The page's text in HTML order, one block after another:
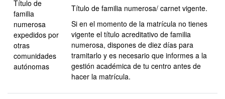
Título de
familia
numerosa
expedidos por
otras
comunidades
autónomas
Título de familia numerosa/ carnet vigente.
Si en el momento de la matrícula no tienes
vigente el título acreditativo de familia
numerosa, dispones de diez días para
tramitarlo y es necesario que informes a la
gestión académica de tu centro antes de
hacer la matrícula.